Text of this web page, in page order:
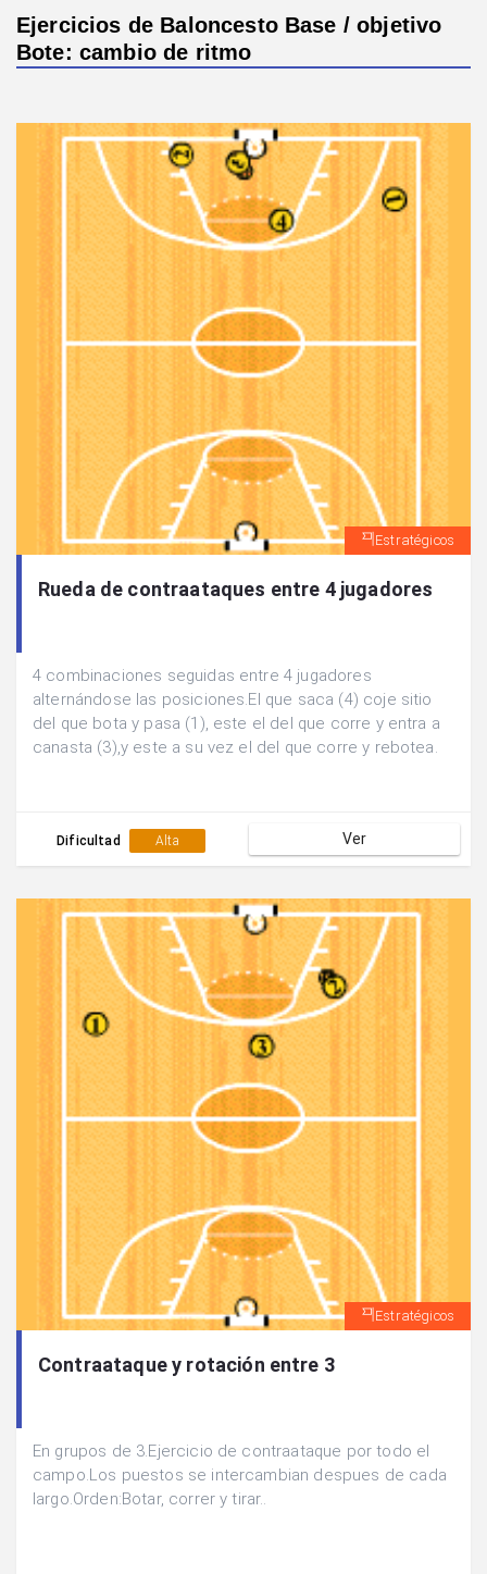
Ejercicios de Baloncesto Base / objetivo
Bote: cambio de ritmo
Estratégicos
Rueda de contraataques entre 4 jugadores
4 combinaciones seguidas entre 4 jugadores
alternándose las posiciones.El que saca (4) coje sitio
del que bota y pasa (1), este el del que corre y entra a
canasta (3),y este a su vez el del que corre y rebotea.
Dificultad Alta Ver
Estratégicos
Contraataque y rotación entre 3
En grupos de 3.Ejercicio de contraataque por todo el
campo.Los puestos se intercambian despues de cada
largo.Orden:Botar, correr y tirar..